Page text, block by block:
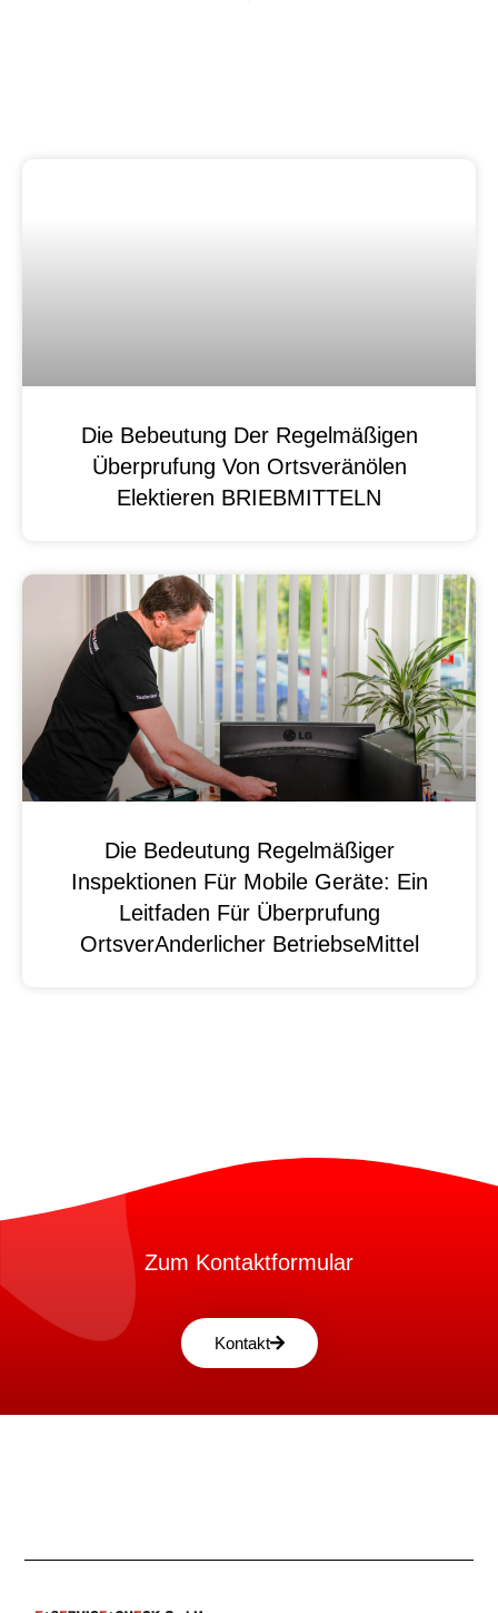
Die Bebeutung Der Regelmäßigen
Überprufung Von Ortsveränölen
Elektieren BRIEBMITTELN
Die Bedeutung Regelmäßiger
Inspektionen Für Mobile Geräte: Ein
Leitfaden Für Überprufung
OrtsverAnderlicher BetriebseMittel
Zum Kontaktformular
Kontakt